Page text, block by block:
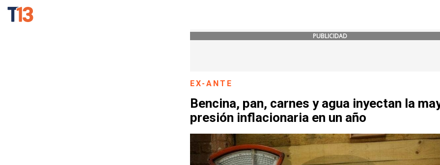
PUBLICIDAD
EX-ANTE
Bencina, pan, carnes y agua inyectan la
presión inflacionaria en un año